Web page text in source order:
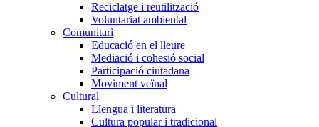
Reciclatge i reutilització
Voluntariat ambiental
Comunitari
Educació en el lleure
Mediació i cohesió social
Participació ciutadana
Moviment veïnal
Cultural
Llengua i literatura
Cultura popular i tradicional